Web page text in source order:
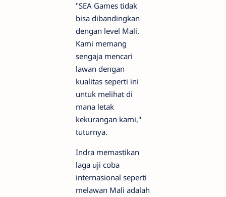
"SEA Games tidak
bisa dibandingkan
dengan level Mali.
Kami memang
sengaja mencari
lawan dengan
kualitas seperti ini
untuk melihat di
mana letak
kekurangan kami,"
tuturnya.
Indra memastikan
laga uji coba
internasional seperti
melawan Mali adalah